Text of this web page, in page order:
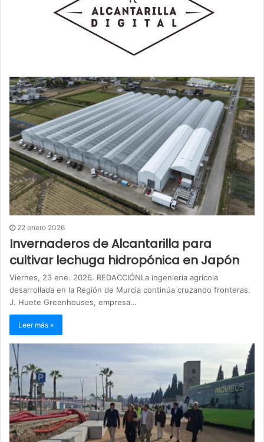
22 enero 2026
Invernaderos de Alcantarilla para
cultivar lechuga hidropónica en Japón
Viernes, 23 ene. 2026. REDACCIÓNLa ingeniería agrícola
desarrollada en la Región de Murcia continúa cruzando fronteras.
J. Huete Greenhouses, empresa…
Leer más »